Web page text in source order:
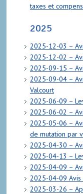
taxes et
2025
2025-12-03 –
2025-12-02 –
2025-09-15 –
2025-09-04 –
Valcourt
2025-06-09 –
2025-06-02 –
2025-05-06 –
de mutation par
2025-04-30 –
2025-04-13 –
2025-04-09 –
2025-04-09 Avis
2025-03-26 –